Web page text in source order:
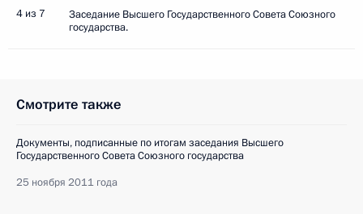
4 из 7
Заседание Высшего Государственного Совета Союзного
государства.
Смотрите также
Документы, подписанные по итогам заседания Высшего
Государственного Совета Союзного государства
25 ноября 2011 года